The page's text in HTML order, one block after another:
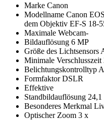
Marke Canon
Modellname Canon
dem Objektiv EF-S 18-
Maximale Webcam-
Bildauflösung 6 MP
Größe des Lichtsensors
Minimale Verschlusszeit
Belichtungskontrolltyp
Formfaktor DSLR
Effektive
Standbildauflösung
Besonderes Merkmal
Optischer Zoom 3 x